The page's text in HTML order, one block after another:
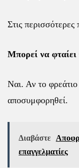
Στις
Μπορεί να φταίει
Ναι. Αν το
αποσυμφορηθεί.
Διαβάστε
επαγγελματίες